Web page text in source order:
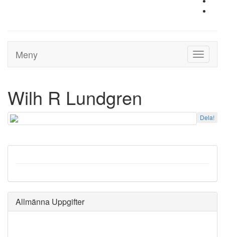
Toggle
Meny
Wilh R Lundgren
Dela!
Allmänna Uppgifter